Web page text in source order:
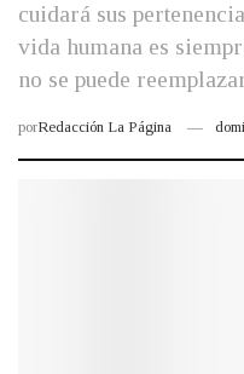
cuidará sus
vida humana es
no se puede
porRedacción La Página